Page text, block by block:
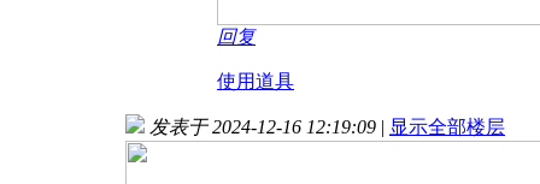
回复
使用道具
发表于 2024-12-16 12:19:09 | 显示全部楼层